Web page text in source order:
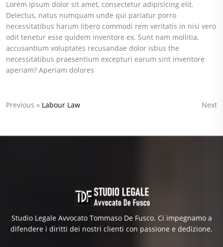
Lorem ipsum dolor sit amet, consectetur adipisicing elit.
Delectus, natus numquam unde qui pariatur porro
necessitatibus harum libero commodi rem veritatis in nisi vero
odit tenetur esse quidem inventore ex. Sunt nam mollitia,
accusantium voluptates recusandae dolor isbus the
necessitatibus praesentium excepturi earum sint inventore
aperiam? Aperiam dolores
Previous « Labour Law Next
Studio Legale Avvocato Tommaso De Fusco. Ci impegnamo a
difendere i diritti dei nostri clienti con passione e dedizione.